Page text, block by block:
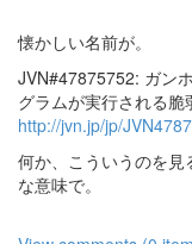
懐かしい名前が。
JVN#47875752: ガン
グラムが実行される脆
http://jvn.jp/jp/
何か、こういうのを
な意味で。